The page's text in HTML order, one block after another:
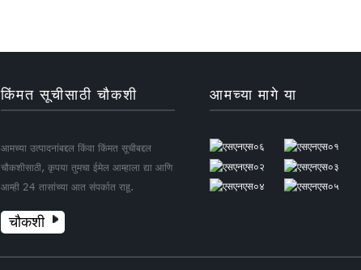
किंमत सूचीसाठी चौकशी
आमच्या उत्पादनांबद्दल किंवा किंमत सूचीबद्दल
चौकशीसाठी, कृपया तुमचा ईमेल आम्हाला द्या आणि
आम्ही 24 तासांच्या आत संपर्कात राहू.
चौकशी
आमच्या मागे या